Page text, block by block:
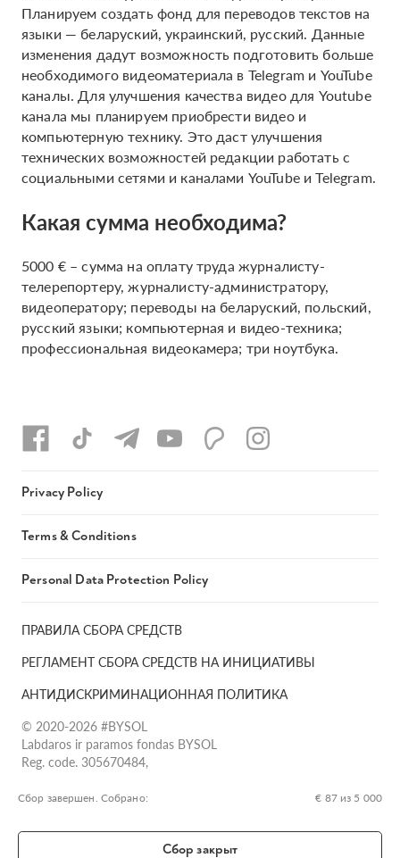
Планируем создать фонд для переводов текстов на
языки — беларуский, украинский, русский. Данные
изменения дадут возможность подготовить больше
необходимого видеоматериала в Telegram и YouTube
каналы. Для улучшения качества видео для Youtube
канала мы планируем приобрести видео и
компьютерную технику. Это даст улучшения
технических возможностей редакции работать с
социальными сетями и каналами YouTube и Telegram.
Какая сумма необходима?
5000 € – сумма на оплату труда журналисту-
телерепортеру, журналисту-администратору,
видеоператору; переводы на беларуский, польский,
русский языки; компьютерная и видео-техника;
профессиональная видеокамера; три ноутбука.
Сбор завершен. Собрано: € 87 из 5 000
Сбор закрыт
ПРАВИЛА СБОРА СРЕДСТВ
РЕГЛАМЕНТ СБОРА СРЕДСТВ НА ИНИЦИАТИВЫ
АНТИДИСКРИМИНАЦИОННАЯ ПОЛИТИКА
© 2020-2026 #BYSOL
Labdaros ir paramos fondas BYSOL
Reg. code. 305670484,
g.17-1, LT-13253
SWIFT kodas HABALT22
Privacy Policy
Terms & Conditions
Personal Data Protection Policy